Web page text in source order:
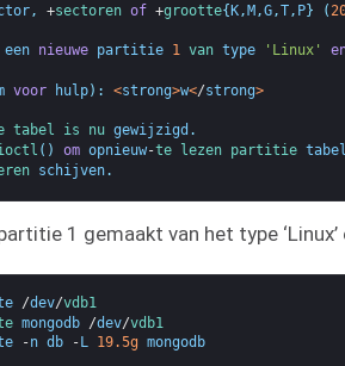
, +sectoren of +grootte{K,M,G,T, P} (
een nieuwe partitie 1 van type 'Linux'
voor hulp) : <strong>w</strong>
tabel is nu gewijzigd .
( ) om opnieuw-te lezen partitie
schijven.
1 gemaakt van het type
/dev/vdb1
mongodb /dev/vdb1
-n db - L 19.5g mongodb